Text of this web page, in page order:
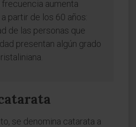
frecuencia aumenta
partir de los 60 años:
de las personas que
presentan algún grado
se denomina catarata a